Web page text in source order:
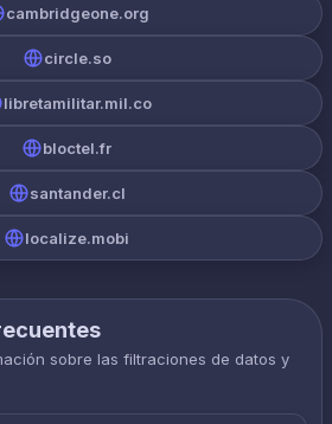
cambridgeone.org
circle.so
libretamilitar.mil.co
bloctel.fr
santander.cl
localize.mobi
sobre las filtraciones de datos y